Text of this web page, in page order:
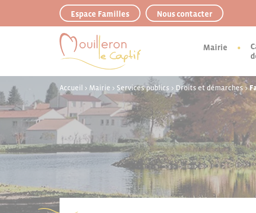
Espace Familles Nous contacter
Mairie
Accueil > Mairie > Services publics > Droits et démarches >
Panneau de gestion des cookies